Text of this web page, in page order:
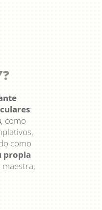
:
, como
como
propia
maestra,